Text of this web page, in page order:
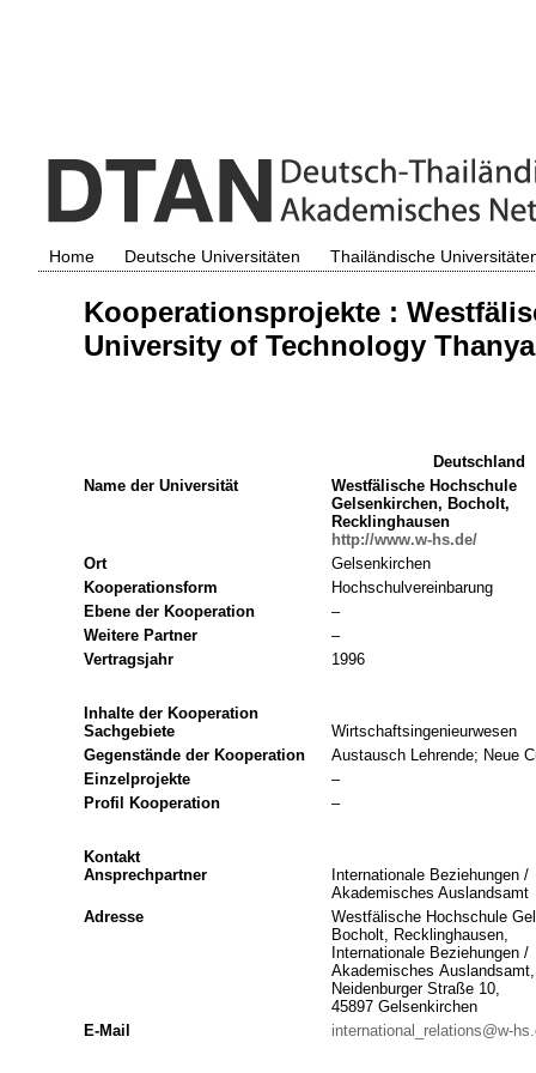
Home Deutsche Universitäten Thailändische
Kooperationsprojekte :
University of Technology
Deutschland
Name der Universität
Westfälische Hochschule
Gelsenkirchen, Bocholt,
Recklinghausen
http://www.w-hs.de/
Ort
Gelsenkirchen
Kooperationsform
Hochschulvereinbarung
Ebene der Kooperation
–
Weitere Partner
–
Vertragsjahr
1996
Inhalte der Kooperation
Sachgebiete
Wirtschaftsingenieurwesen
Gegenstände der Kooperation
Austausch Lehrende; Neue
Einzelprojekte
–
Profil Kooperation
–
Kontakt
Ansprechpartner
Internationale Beziehungen /
Akademisches Auslandsamt
Adresse
Westfälische Hochschule
Bocholt, Recklinghausen,
Internationale Beziehungen /
Akademisches Auslandsamt,
Neidenburger Straße 10,
45897 Gelsenkirchen
E-Mail
international_relations@w-